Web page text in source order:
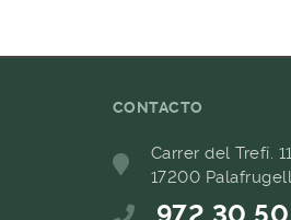
CONTACTO
Carrer del Trefí.
17200